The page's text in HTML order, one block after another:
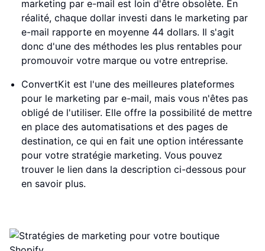
marketing par e-mail est loin d'être obsolète. En
réalité, chaque dollar investi dans le marketing par
e-mail rapporte en moyenne 44 dollars. Il s'agit
donc d'une des méthodes les plus rentables pour
promouvoir votre marque ou votre entreprise.
ConvertKit est l'une des meilleures plateformes
pour le marketing par e-mail, mais vous n'êtes pas
obligé de l'utiliser. Elle offre la possibilité de mettre
en place des automatisations et des pages de
destination, ce qui en fait une option intéressante
pour votre stratégie marketing. Vous pouvez
trouver le lien dans la description ci-dessous pour
en savoir plus.